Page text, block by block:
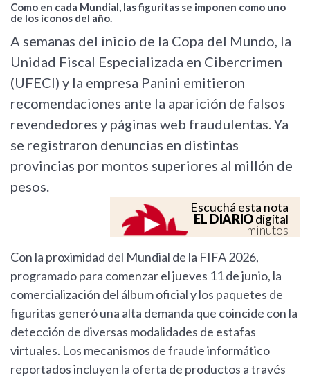
Como en cada Mundial, las figuritas se imponen como uno
de los iconos del año.
A semanas del inicio de la Copa del Mundo, la
Unidad Fiscal Especializada en Cibercrimen
(UFECI) y la empresa Panini emitieron
recomendaciones ante la aparición de falsos
revendedores y páginas web fraudulentas. Ya
se registraron denuncias en distintas
provincias por montos superiores al millón de
pesos.
Escuchá esta nota
EL DIARIOdigital
minutos
Con la proximidad del Mundial de la FIFA 2026,
programado para comenzar el jueves 11 de junio, la
comercialización del álbum oficial y los paquetes de
figuritas generó una alta demanda que coincide con la
detección de diversas modalidades de estafas
virtuales. Los mecanismos de fraude informático
reportados incluyen la oferta de productos a través